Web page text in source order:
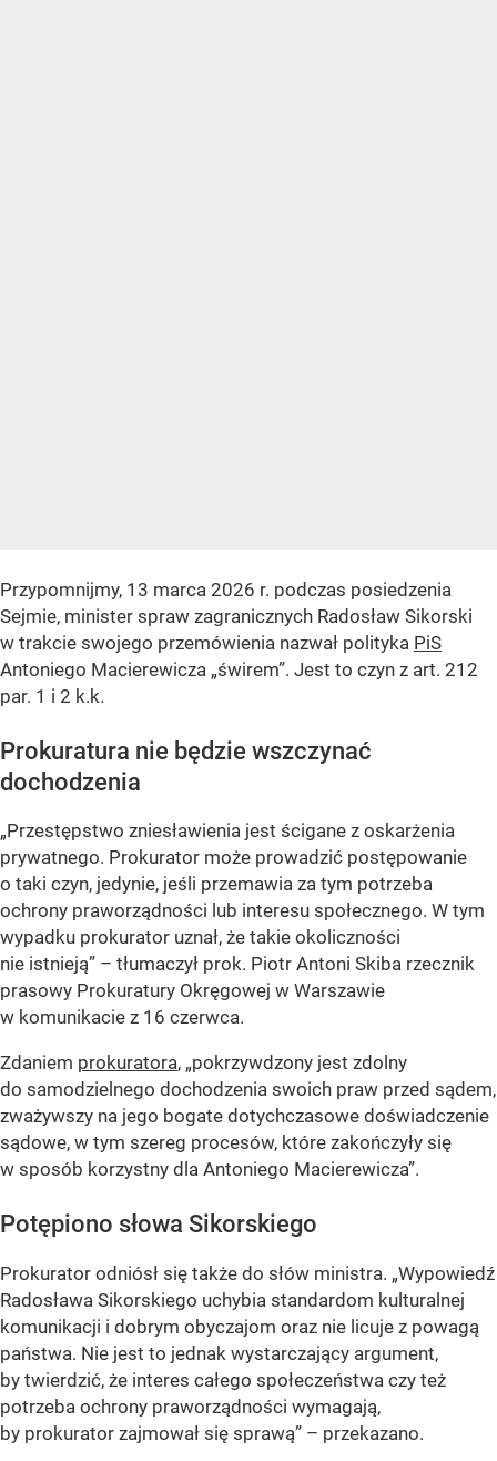
Przypomnijmy, 13 marca 2026 r. podczas posiedzenia
Sejmie, minister spraw zagranicznych Radosław Sikorski
w trakcie swojego przemówienia nazwał polityka PiS
Antoniego Macierewicza „świrem”. Jest to czyn z art. 212
par. 1 i 2 k.k.
Prokuratura nie będzie wszczynać
dochodzenia
„Przestępstwo zniesławienia jest ścigane z oskarżenia
prywatnego. Prokurator może prowadzić postępowanie
o taki czyn, jedynie, jeśli przemawia za tym potrzeba
ochrony praworządności lub interesu społecznego. W tym
wypadku prokurator uznał, że takie okoliczności
nie istnieją” – tłumaczył prok. Piotr Antoni Skiba rzecznik
prasowy Prokuratury Okręgowej w Warszawie
w komunikacie z 16 czerwca.
Zdaniem prokuratora, „pokrzywdzony jest zdolny
do samodzielnego dochodzenia swoich praw przed sądem,
zważywszy na jego bogate dotychczasowe doświadczenie
sądowe, w tym szereg procesów, które zakończyły się
w sposób korzystny dla Antoniego Macierewicza”.
Potępiono słowa Sikorskiego
Prokurator odniósł się także do słów ministra. „Wypowiedź
Radosława Sikorskiego uchybia standardom kulturalnej
komunikacji i dobrym obyczajom oraz nie licuje z powagą
państwa. Nie jest to jednak wystarczający argument,
by twierdzić, że interes całego społeczeństwa czy też
potrzeba ochrony praworządności wymagają,
by prokurator zajmował się sprawą” – przekazano.